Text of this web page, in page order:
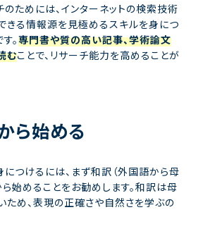
ためには、インターネットの検索技術
きる情報源を見極めるスキルを身につ
。専門書や質の高い記事、学術論文
むことで、リサーチ能力を高めることが
ら始める
つけるには、まず和訳（外国語から母
始めることをお勧めします。和訳は母
ため、表現の正確さや自然さを学ぶの